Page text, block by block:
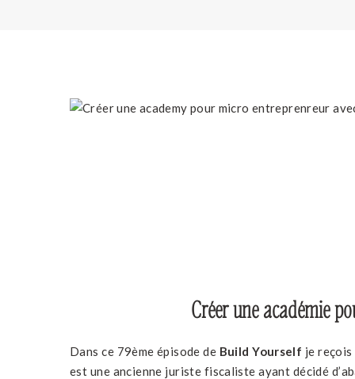
Créer une académie
Dans ce 79ème épisode de Build Yourself je
est une ancienne juriste fiscaliste ayant décidé